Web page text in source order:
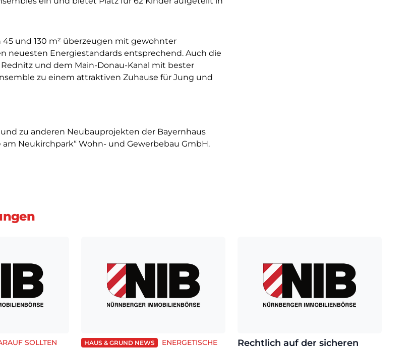
und 130 m² überzeugen mit gewohnter
neuesten Energiestandards entsprechend. Auch die
und dem Main-Donau-Kanal mit bester
zu einem attraktiven Zuhause für Jung und
zu anderen Neubauprojekten der Bayernhaus
Neukirchpark“ Wohn- und Gewerbebau GmbH.
SOLLTEN
HAUS & GRUND NEWS
ENERGETISCHE
Rechtlich auf der sicheren